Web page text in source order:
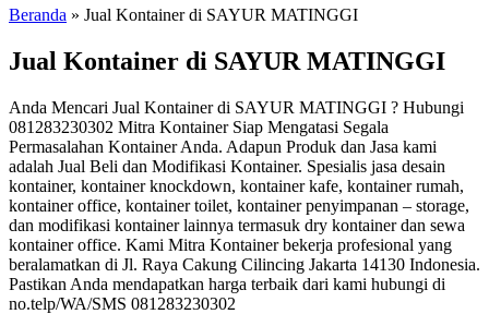
Beranda » Jual Kontainer di SAYUR MATINGGI
Jual Kontainer di SAYUR MATINGGI
Anda Mencari Jual Kontainer di SAYUR MATINGGI ? Hubungi
081283230302 Mitra Kontainer Siap Mengatasi Segala
Permasalahan Kontainer Anda. Adapun Produk dan Jasa kami
adalah Jual Beli dan Modifikasi Kontainer. Spesialis jasa desain
kontainer, kontainer knockdown, kontainer kafe, kontainer rumah,
kontainer office, kontainer toilet, kontainer penyimpanan – storage,
dan modifikasi kontainer lainnya termasuk dry kontainer dan sewa
kontainer office. Kami Mitra Kontainer bekerja profesional yang
beralamatkan di Jl. Raya Cakung Cilincing Jakarta 14130 Indonesia.
Pastikan Anda mendapatkan harga terbaik dari kami hubungi di
no.telp/WA/SMS 081283230302